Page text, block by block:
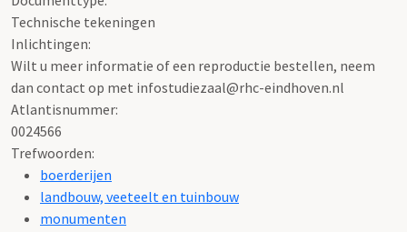
Technische tekeningen
Inlichtingen:
Wilt u meer informatie of een reproductie bestellen, neem
dan contact op met infostudiezaal@rhc-eindhoven.nl
Atlantisnummer:
0024566
Trefwoorden:
boerderijen
landbouw, veeteelt en tuinbouw
monumenten